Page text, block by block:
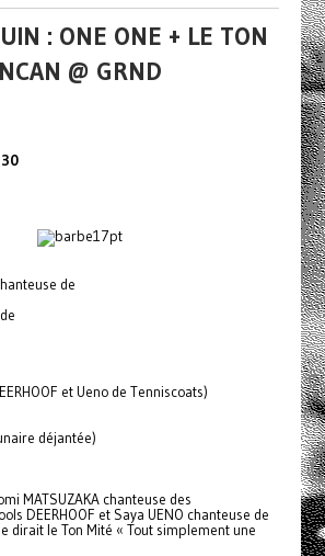
: ONE ONE + LE TON
@ GRND
de
et Ueno de Tenniscoats)
déjantée)
MATSUZAKA chanteuse des
DEERHOOF et Saya UENO chanteuse de
dirait le Ton Mité « Tout simplement une